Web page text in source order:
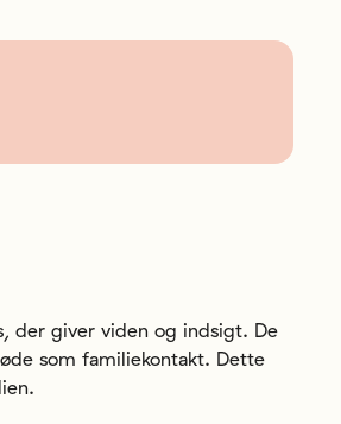
der giver viden og indsigt. De
som familiekontakt. Dette